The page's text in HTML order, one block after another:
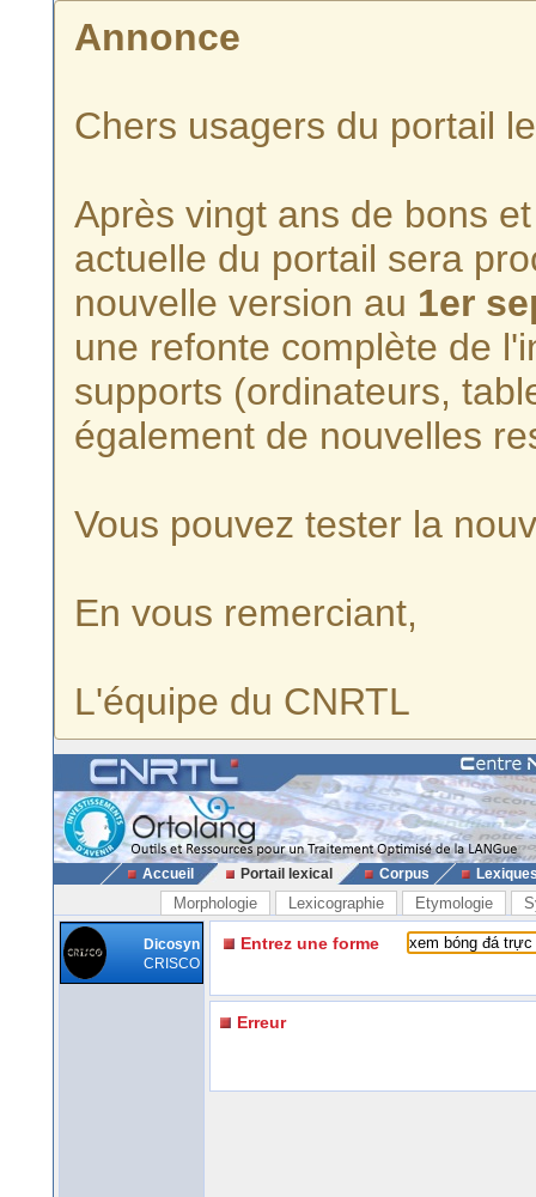
Annonce
Chers usagers du portail
Après vingt ans de bons
actuelle du portail sera
nouvelle version au 1er
une refonte complète de
supports (ordinateurs,
également de nouvelles
Vous pouvez tester la
En vous remerciant,
L'équipe du CNRTL
Accueil Portail lexical Corpus
Morphologie Lexicographie Etymologie
Dicosyn
CRISCO
Entrez une forme
Erreur